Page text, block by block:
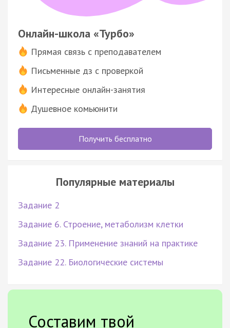
Онлайн-школа «Турбо»
Прямая связь с преподавателем
Письменные дз с проверкой
Интересные онлайн-занятия
Душевное комьюнити
Получить бесплатно
Популярные материалы
Задание 2
Задание 6. Строение, метаболизм клетки
Задание 23. Применение знаний на практике
Задание 22. Биологические системы
Составим твой